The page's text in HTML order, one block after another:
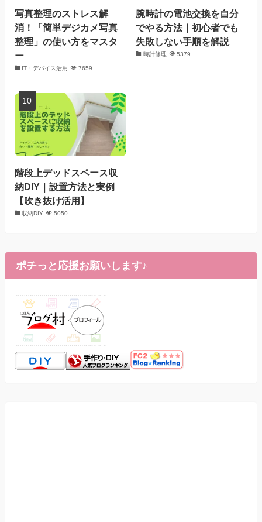
写真整理のストレス解
消！「簡単デジカメ写真
整理」の使い方をマスタ
ー
IT・デバイス活用 7659
腕時計の電池交換を自分
でやる方法｜初心者でも
失敗しない手順を解説
時計修理 5379
階段上デッドスペース収
納DIY｜設置方法と実例
【吹き抜け活用】
収納DIY 5050
ポチっと応援お願いします♪